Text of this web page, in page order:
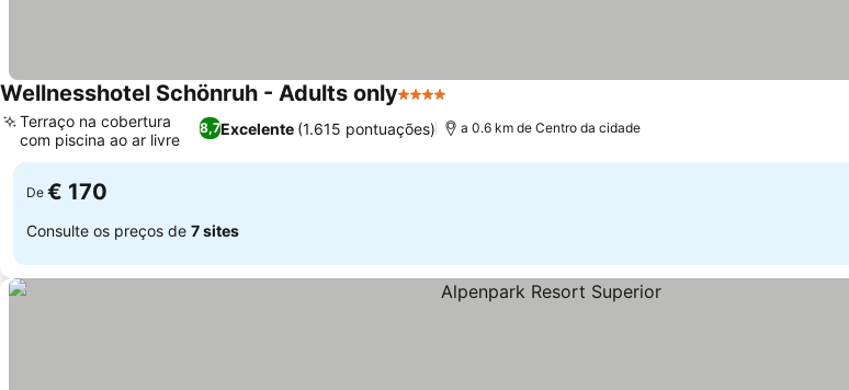
Wellnesshotel Schönruh - Adults only4 Estrelas
8,7Excelente (1.615 pontuações)
Terraço na cobertura
com piscina ao ar livre
a 0.6 km de Centro da cidade
De € 170
Consulte os preços de 7 sites